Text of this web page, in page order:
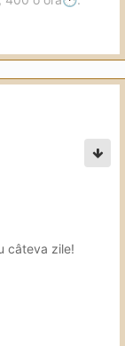
câteva zile!